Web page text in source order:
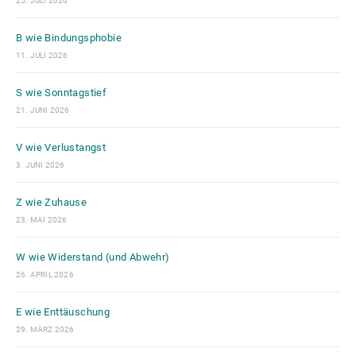
B wie Bindungsphobie
11. JULI 2026
S wie Sonntagstief
21. JUNI 2026
V wie Verlustangst
3. JUNI 2026
Z wie Zuhause
23. MAI 2026
W wie Widerstand (und Abwehr)
26. APRIL 2026
E wie Enttäuschung
29. MÄRZ 2026